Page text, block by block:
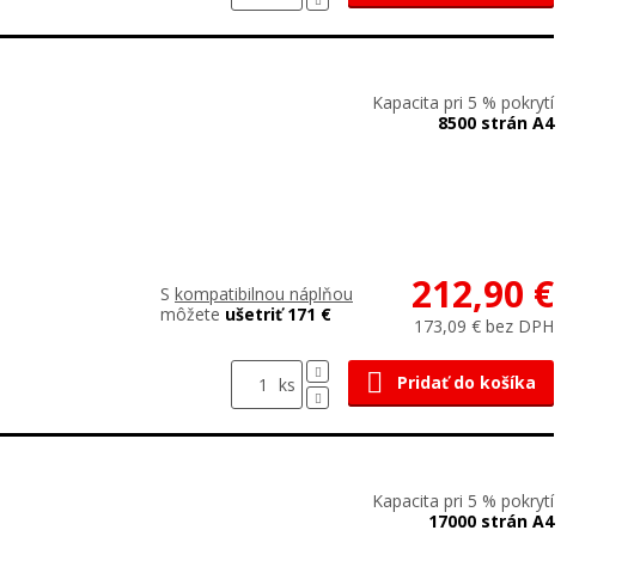
Kapacita pri 5 % pokrytí
8500 strán A4
S kompatibilnou náplňou
môžete ušetriť 171 € 212,90 €
173,09 € bez DPH
ks Pridať do košíka
Kapacita pri 5 % pokrytí
17000 strán A4